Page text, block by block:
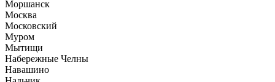
Моршанск
Москва
Московский
Муром
Мытищи
Набережные Челны
Навашино